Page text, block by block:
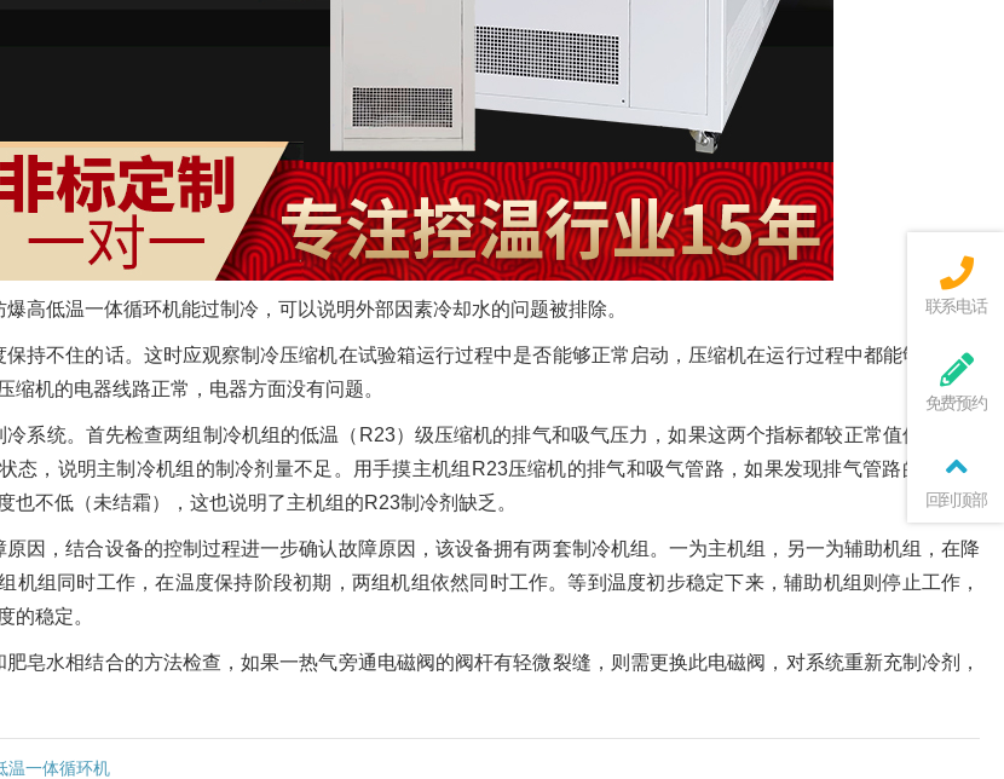
爆高低温一体循环机能过制冷，可以说明外部因素冷却水的问题被排除。
保持不住的话。这时应观察制冷压缩机在试验箱运行过程中是否能够正常启动，压缩机在运行过程中都能够启动，
缩机的电器线路正常，电器方面没有问题。
冷系统。首先检查两组制冷机组的低温（R23）级压缩机的排气和吸气压力，如果这两个指标都较正常值偏低，而
态，说明主制冷机组的制冷剂量不足。用手摸主机组R23压缩机的排气和吸气管路，如果发现排气管路的温度不
也不低（未结霜），这也说明了主机组的R23制冷剂缺乏。
原因，结合设备的控制过程进一步确认故障原因，该设备拥有两套制冷机组。一为主机组，另一为辅助机组，在降
机组同时工作，在温度保持阶段初期，两组机组依然同时工作。等到温度初步稳定下来，辅助机组则停止工作，
的稳定。
肥皂水相结合的方法检查，如果一热气旁通电磁阀的阀杆有轻微裂缝，则需更换此电磁阀，对系统重新充制冷剂，
温一体循环机
联系电话
免费预约
回到顶部